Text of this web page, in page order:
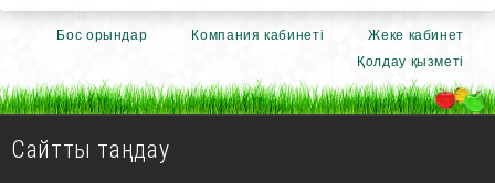
Бос орындар Компания кабинеті
Жеке кабинет
Қолдау қызметі
Сайтты таңдау